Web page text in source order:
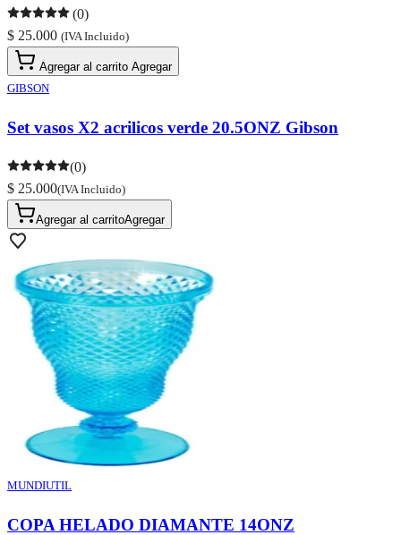
(0)
$ 25.000 (IVA Incluido)
Agregar al carrito Agregar
GIBSON
Set vasos X2 acrilicos verde 20.5ONZ Gibson
(0)
$ 25.000(IVA Incluido)
Agregar al carritoAgregar
MUNDIUTIL
COPA HELADO DIAMANTE 14ONZ